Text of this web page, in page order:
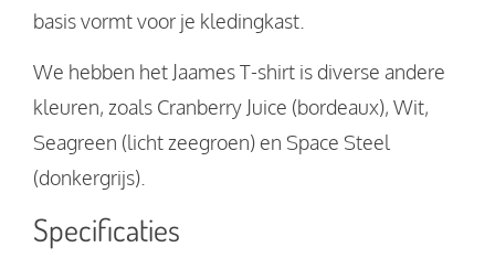
basis vormt voor je kledingkast.
We hebben het Jaames T-shirt is diverse andere
kleuren, zoals Cranberry Juice (bordeaux), Wit,
Seagreen (licht zeegroen) en Space Steel
(donkergrijs).
Specificaties